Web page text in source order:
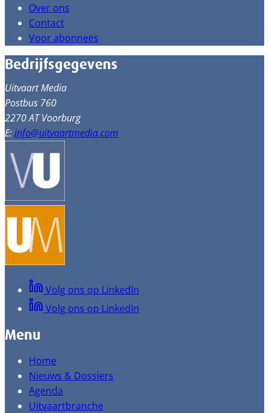
Over ons
Contact
Voor abonnees
Bedrijfsgegevens
Uitvaart Media
Postbus 760
2270 AT Voorburg
E:info@uitvaartmedia.com
Volg ons op LinkedIn
Volg ons op LinkedIn
Menu
Home
Nieuws & Dossiers
Agenda
Uitvaartbranche